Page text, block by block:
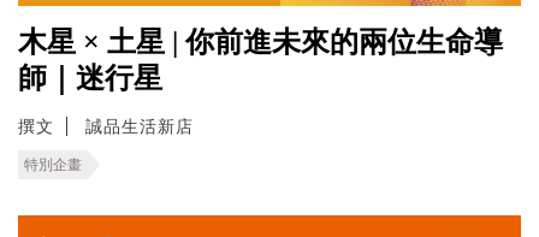
木星 × 土星 | 你前進未來的兩位生命導
師｜迷行星
撰文 誠品生活新店
特別企畫